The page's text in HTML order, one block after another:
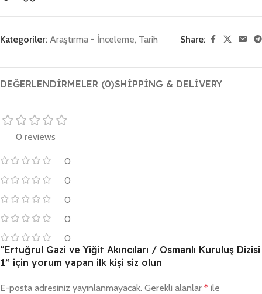
Kategoriler: Araştırma - İnceleme, Tarih Share:
DEĞERLENDIRMELER (0)SHIPPING & DELIVERY
0 reviews
0
0
0
0
0
“Ertuğrul Gazi ve Yiğit Akıncıları / Osmanlı Kuruluş Dizisi
1” için yorum yapan ilk kişi siz olun
E-posta adresiniz yayınlanmayacak. Gerekli alanlar * ile